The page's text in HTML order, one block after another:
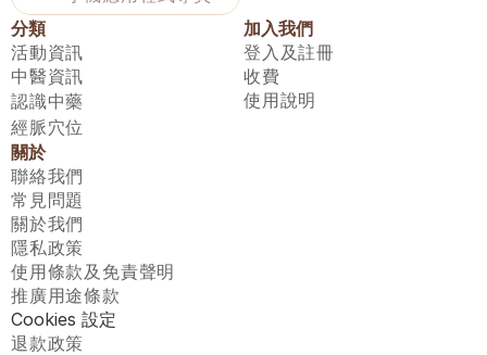
分類
活動資訊
中醫資訊
認識中藥
經脈穴位
加入我們
登入及註冊
收費
使用說明
關於
聯絡我們
常見問題
關於我們
隱私政策
使用條款及免責聲明
推廣用途條款
Cookies 設定
退款政策